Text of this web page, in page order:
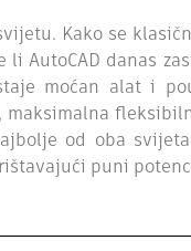
Kako se
AutoCAD danas
moćan alat i
od oba
puni